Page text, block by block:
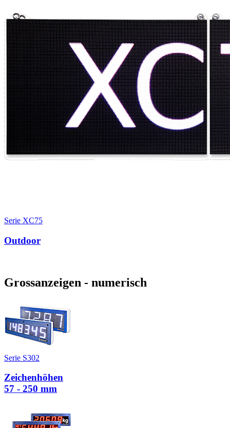
Serie XC75
Outdoor
Grossanzeigen - numerisch
Serie S302
Zeichenhöhen
57 - 250 mm